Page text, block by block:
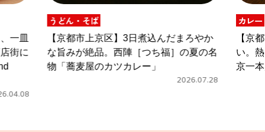
区】3日煮込んだまろやか
。西陣［つち福］の夏の名
カツカレー」
【京都市中京区】甘辛スー
い。熱々を頬張る、四条大
京一本店］のカレー中華